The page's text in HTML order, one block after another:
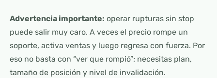
Advertencia importante: operar rupturas sin stop
puede salir muy caro. A veces el precio rompe un
soporte, activa ventas y luego regresa con fuerza. Por
eso no basta con “ver que rompió”; necesitas plan,
tamaño de posición y nivel de invalidación.